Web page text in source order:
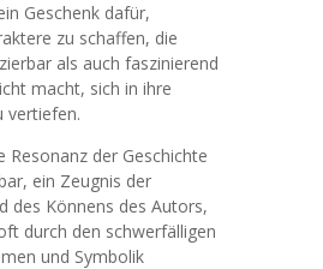
Geschenk dafür,
zu schaffen, die
als auch faszinierend
macht, sich in ihre
vertiefen.
Resonanz der Geschichte
ein Zeugnis der
des Könnens des Autors,
durch den schwerfälligen
und Symbolik